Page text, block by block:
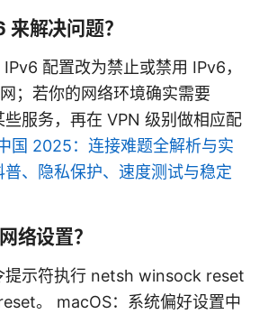
解决问题？
配置改为禁止或禁用 IPv6，
；若你的网络环境确实需要
服务，再在 VPN 级别做相应配
国 2025：连接难题全解析与实
、隐私保护、速度测试与稳定
络设置？
提示符执行 netsh winsock reset
。 macOS：系统偏好设置中